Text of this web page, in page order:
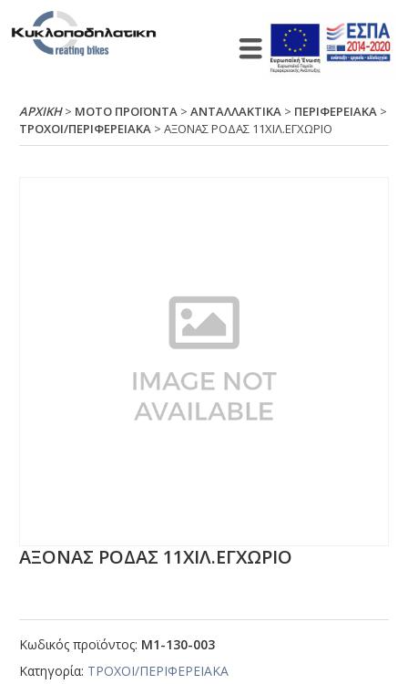
ΑΡΧΙΚΉ> ΜΟΤΟ ΠΡΟΪΟΝΤΑ >ΑΝΤΑΛΛΑΚΤΙΚΑ > ΠΕΡΙΦΕΡΕΙΑΚΑ >
ΤΡΟΧΟΙ/ΠΕΡΙΦΕΡΕΙΑΚΑ > ΑΞΟΝΑΣ ΡΟΔΑΣ 11ΧΙΛ.ΕΓΧΩΡΙΟ
ΑΞΟΝΑΣ ΡΟΔΑΣ 11ΧΙΛ.ΕΓΧΩΡΙΟ
Κωδικός προϊόντος: Μ1-130-003
Κατηγορία: ΤΡΟΧΟΙ/ΠΕΡΙΦΕΡΕΙΑΚΑ